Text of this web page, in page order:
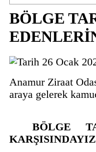
BÖLGE
26 Ocak
Anamur Ziraat
araya gelerek
BÖLGE
KARŞISINDAYIZ